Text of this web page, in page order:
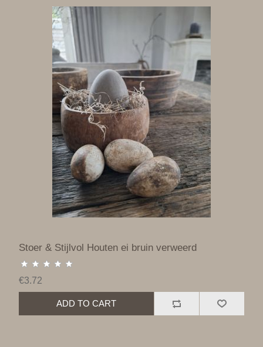
Stoer & Stijlvol Houten ei bruin verweerd
€3.72
ADD TO CART